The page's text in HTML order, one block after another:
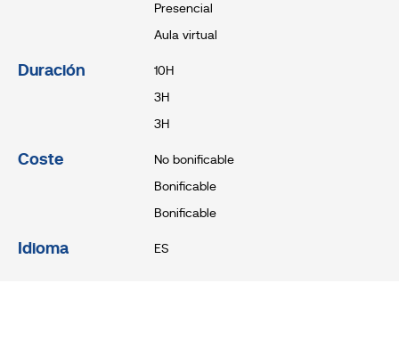
Presencial
Aula virtual
Duración
10H
3H
3H
Coste
No bonificable
Bonificable
Bonificable
Idioma ES